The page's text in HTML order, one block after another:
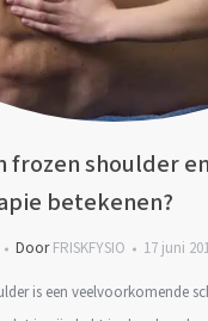
frozen shoulder
betekenen?
DoorFRISKFYSIO 17 juni
is een veelvoorkomende